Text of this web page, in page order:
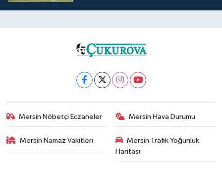
Mersin Nöbetçi Eczaneler Mersin Hava Durumu
Mersin Namaz Vakitleri
Mersin Trafik Yoğunluk
Haritası